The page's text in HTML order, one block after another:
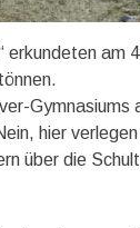
erkundeten
hier
über die